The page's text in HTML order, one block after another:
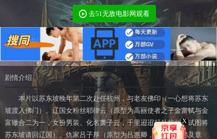
去51无敌电影网观看
剧情介绍
本片以苏东坡晚年第二次赴任杭州，与老友佛印（一心想将苏东
坡渡入佛门）、辽国女粉丝耶律云（原型为高丽使者之子金富轼与金
富辙合二为一，女扮男装、化名萧子云，千里迢迢赶赴杭州，试图将
苏东坡请回辽国）、仇家吕子厚（原型为吕惠卿，吕升卿兄弟及章
X